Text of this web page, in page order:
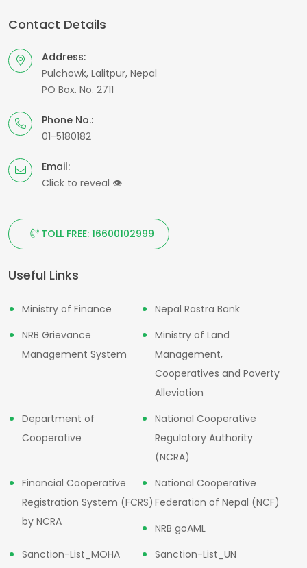
Contact Details
Address:
Pulchowk, Lalitpur, Nepal
PO Box. No. 2711
Phone No.:
01-5180182
Email:
Click to reveal 👁
TOLL FREE: 16600102999
Useful Links
Ministry of Finance
Nepal Rastra Bank
NRB Grievance
Management System
Ministry of Land
Management,
Cooperatives and Poverty
Alleviation
Department of
Cooperative
National Cooperative
Regulatory Authority
(NCRA)
Financial Cooperative
Registration System (FCRS)
by NCRA
National Cooperative
Federation of Nepal (NCF)
NRB goAML
Sanction-List_MOHA
Sanction-List_UN